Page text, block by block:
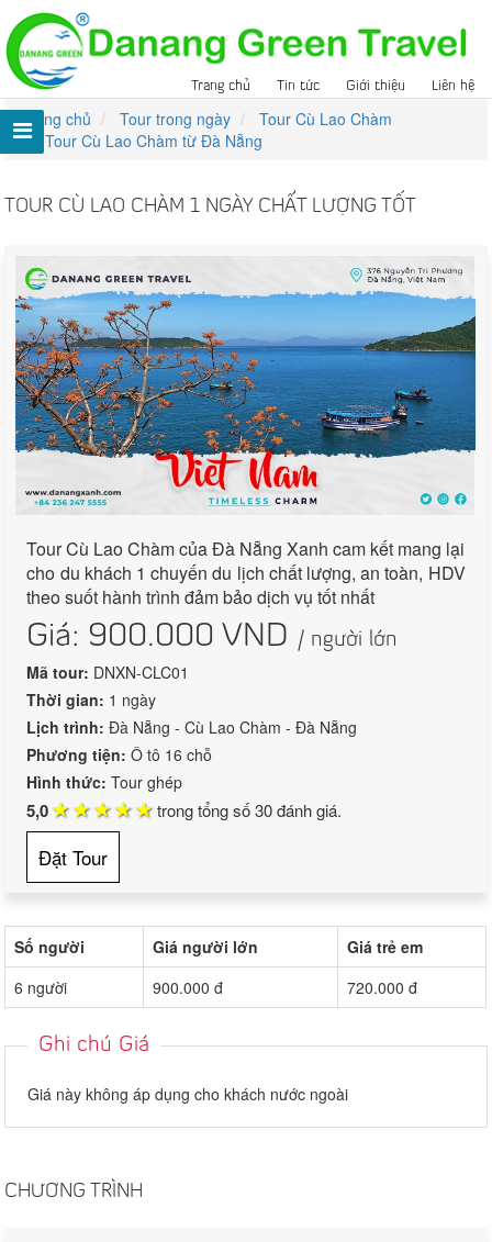
Trang chủ Tin tức Giới thiệu Liên hệ
Trang chủ Tour trong ngày
Tour Cù Lao Chàm
Tour Cù Lao Chàm từ Đà Nẵng
TOUR CÙ LAO CHÀM 1 NGÀY CHẤT LƯỢNG TỐT
Tour Cù Lao Chàm của Đà Nẵng Xanh cam kết mang lại
cho du khách 1 chuyến du lịch chất lượng, an toàn, HDV
theo suốt hành trình đảm bảo dịch vụ tốt nhất
Giá: 900.000 VND / người lớn
Mã tour: DNXN-CLC01
Thời gian: 1 ngày
Lịch trình:Đà Nẵng - Cù Lao Chàm - Đà Nẵng
Phương tiện:Ô tô 16 chỗ
Hình thức:Tour ghép
5,0 trong tổng số30đánh giá.
Đặt Tour
Số người Giá người lớn
Giá trẻ em
6 người
900.000 đ 720.000 đ
Ghi chú Giá
Giá này không áp dụng cho khách nước ngoài
CHƯƠNG TRÌNH